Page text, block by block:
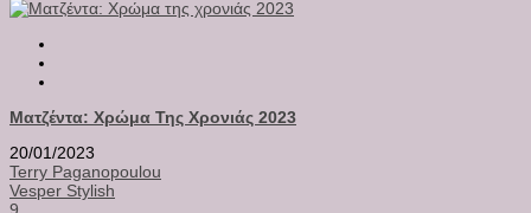
Ματζέντα: Χρώμα Της Χρονιάς 2023
20/01/2023
Terry Paganopoulou
Vesper Stylish
9